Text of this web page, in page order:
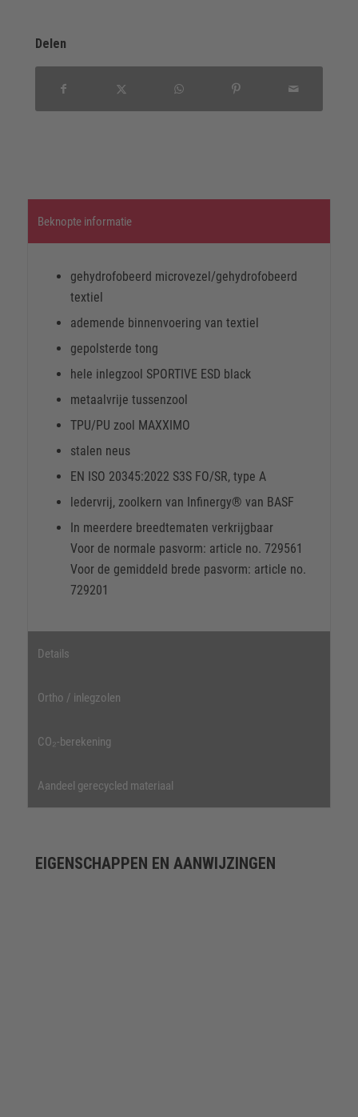
Delen
Beknopte informatie
gehydrofobeerd microvezel/gehydrofobeerd
textiel
ademende binnenvoering van textiel
gepolsterde tong
hele inlegzool SPORTIVE ESD black
metaalvrije tussenzool
TPU/PU zool MAXXIMO
stalen neus
EN ISO 20345:2022 S3S FO/SR, type A
ledervrij, zoolkern van Infinergy® van BASF
In meerdere breedtematen verkrijgbaar
Voor de normale pasvorm: article no. 729561
Voor de gemiddeld brede pasvorm: article no.
729201
Details
Ortho / inlegzolen
CO₂-berekening
Aandeel gerecycled materiaal
EIGENSCHAPPEN EN AANWIJZINGEN